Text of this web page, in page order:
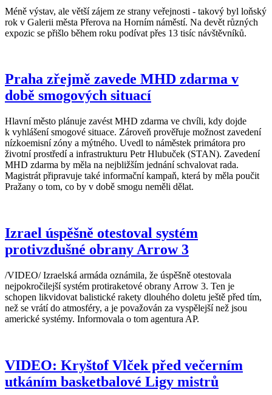
Méně výstav, ale větší zájem ze strany veřejnosti - takový byl loňský
rok v Galerii města Přerova na Horním náměstí. Na devět různých
expozic se přišlo během roku podívat přes 13 tisíc návštěvníků.
Praha zřejmě zavede MHD zdarma v
době smogových situací
Hlavní město plánuje zavést MHD zdarma ve chvíli, kdy dojde
k vyhlášení smogové situace. Zároveň prověřuje možnost zavedení
nízkoemisní zóny a mýtného. Uvedl to náměstek primátora pro
životní prostředí a infrastrukturu Petr Hlubuček (STAN). Zavedení
MHD zdarma by měla na nejbližším jednání schvalovat rada.
Magistrát připravuje také informační kampaň, která by měla poučit
Pražany o tom, co by v době smogu neměli dělat.
Izrael úspěšně otestoval systém
protivzdušné obrany Arrow 3
/VIDEO/ Izraelská armáda oznámila, že úspěšně otestovala
nejpokročilejší systém protiraketové obrany Arrow 3. Ten je
schopen likvidovat balistické rakety dlouhého doletu ještě před tím,
než se vrátí do atmosféry, a je považován za vyspělejší než jsou
americké systémy. Informovala o tom agentura AP.
VIDEO: Kryštof Vlček před večerním
utkáním basketbalové Ligy mistrů